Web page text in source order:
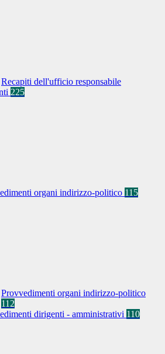
Recapiti dell'ufficio responsabile
225
organi indirizzo-politico 115
Provvedimenti organi indirizzo-politico
112
dirigenti - amministrativi 110